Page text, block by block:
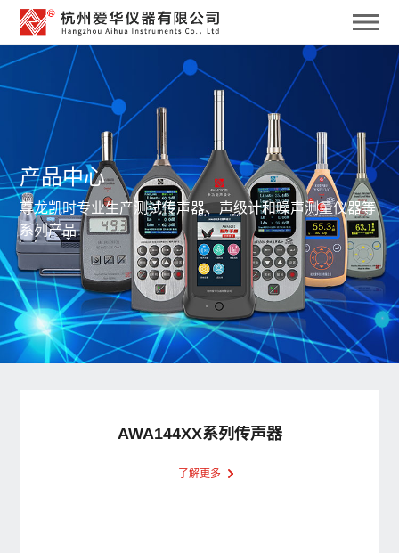
产品中心
尊龙凯时专业生产测试传声器、声级计和噪声测量仪器等
系列产品
AWA144XX系列传声器
了解更多